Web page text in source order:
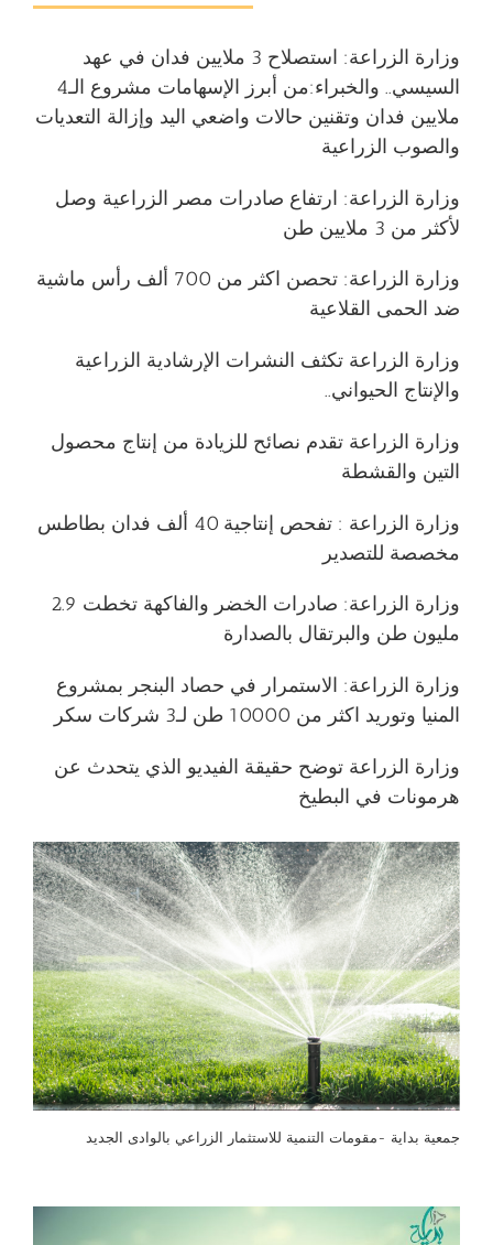
وزارة الزراعة: استصلاح 3 ملايين فدان في عهد
السيسي.. والخبراء:من أبرز الإسهامات مشروع الـ4
ملايين فدان وتقنين حالات واضعي اليد وإزالة التعديات
والصوب الزراعية
وزارة الزراعة: ارتفاع صادرات مصر الزراعية وصل
لأكثر من 3 ملايين طن
وزارة الزراعة: تحصن اكثر من 700 ألف رأس ماشية
ضد الحمى القلاعية
وزارة الزراعة تكثف النشرات الإرشادية الزراعية
والإنتاج الحيواني..
وزارة الزراعة تقدم نصائح للزيادة من إنتاج محصول
التين والقشطة
وزارة الزراعة : تفحص إنتاجية 40 ألف فدان بطاطس
مخصصة للتصدير
وزارة الزراعة: صادرات الخضر والفاكهة تخطت 2.9
مليون طن والبرتقال بالصدارة
وزارة الزراعة: الاستمرار في حصاد البنجر بمشروع
المنيا وتوريد اكثر من 10000 طن لـ3 شركات سكر
وزارة الزراعة توضح حقيقة الفيديو الذي يتحدث عن
هرمونات في البطيخ
جمعية بداية -مقومات التنمية للاستثمار الزراعي بالوادى الجديد